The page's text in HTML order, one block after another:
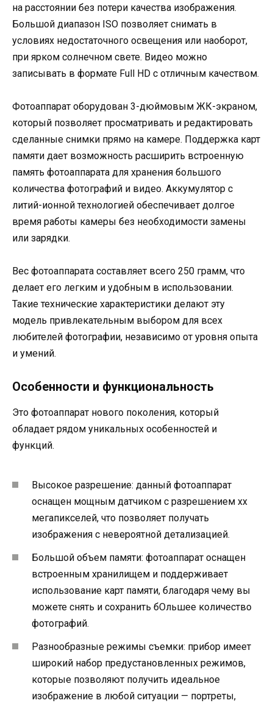
на расстоянии без потери качества изображения.
Большой диапазон ISO позволяет снимать в
условиях недостаточного освещения или наоборот,
при ярком солнечном свете. Видео можно
записывать в формате Full HD с отличным качеством.
Фотоаппарат оборудован 3-дюймовым ЖК-экраном,
который позволяет просматривать и редактировать
сделанные снимки прямо на камере. Поддержка карт
памяти дает возможность расширить встроенную
память фотоаппарата для хранения большого
количества фотографий и видео. Аккумулятор с
литий-ионной технологией обеспечивает долгое
время работы камеры без необходимости замены
или зарядки.
Вес фотоаппарата составляет всего 250 грамм, что
делает его легким и удобным в использовании.
Такие технические характеристики делают эту
модель привлекательным выбором для всех
любителей фотографии, независимо от уровня опыта
и умений.
Особенности и функциональность
Это фотоаппарат нового поколения, который
обладает рядом уникальных особенностей и
функций.
Высокое разрешение: данный фотоаппарат
оснащен мощным датчиком с разрешением xx
мегапикселей, что позволяет получать
изображения с невероятной детализацией.
Большой объем памяти: фотоаппарат оснащен
встроенным хранилищем и поддерживает
использование карт памяти, благодаря чему вы
можете снять и сохранить бОльшее количество
фотографий.
Разнообразные режимы съемки: прибор имеет
широкий набор предустановленных режимов,
которые позволяют получить идеальное
изображение в любой ситуации — портреты,